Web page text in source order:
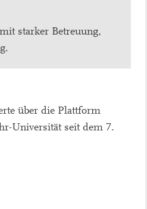
starker Betreuung,
über die Plattform
Universität seit dem 7.